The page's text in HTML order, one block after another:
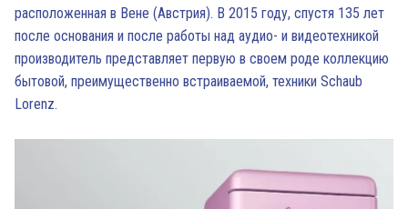
расположенная в Вене (Австрия). В 2015 году, спустя 135 лет
после основания и после работы над аудио- и видеотехникой
производитель представляет первую в своем роде коллекцию
бытовой, преимущественно встраиваемой, техники Schaub
Lorenz.